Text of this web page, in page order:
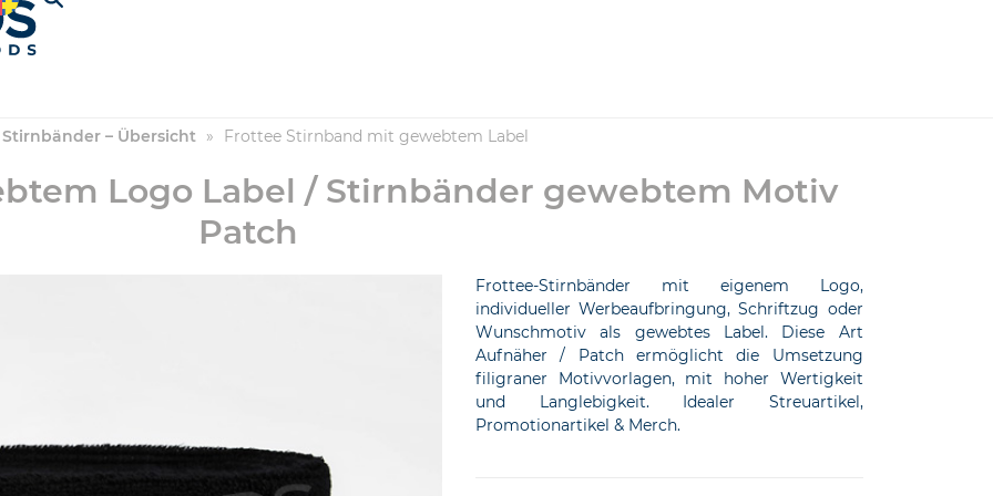
Stirnbänder – Übersicht » Frottee Stirnband mit gewebtem Label
Logo Label / Stirnbänder gewebtem Motiv
Patch
Frottee-Stirnbänder mit eigenem Logo,
individueller Werbeaufbringung, Schriftzug oder
Wunschmotiv als gewebtes Label. Diese Art
Aufnäher / Patch ermöglicht die Umsetzung
filigraner Motivvorlagen, mit hoher Wertigkeit
und Langlebigkeit. Idealer Streuartikel,
Promotionartikel & Merch.